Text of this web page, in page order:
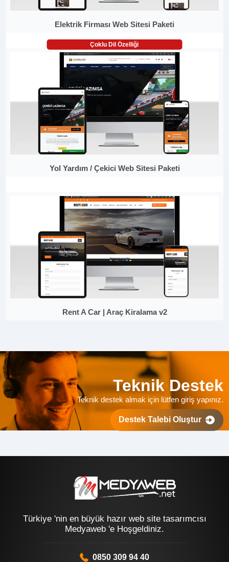
Elektrik Firması Web Sitesi Paketi
Çoklu Dil Özelliği
Yol Yardım / Çekici Web Sitesi Paketi
Rent A Car | Araç Kiralama v2
Teknik Destek
Teknik destek almak için lütfen giriş yapınız.
Destek Talebi Oluştur
Türkiye 'nin en büyük hazır web site tasarımcısı
Medyaweb 'e Hoşgeldiniz.
0850 309 94 40